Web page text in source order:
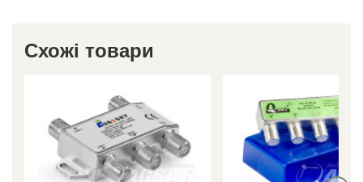
Схожі товари